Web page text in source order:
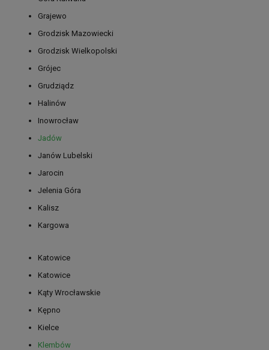
Grajewo
Grodzisk Mazowiecki
Grodzisk Wielkopolski
Grójec
Grudziądz
Halinów
Inowrocław
Jadów
Janów Lubelski
Jarocin
Jelenia Góra
Kalisz
Kargowa
Katowice
Katowice
Kąty Wrocławskie
Kępno
Kielce
Klembów